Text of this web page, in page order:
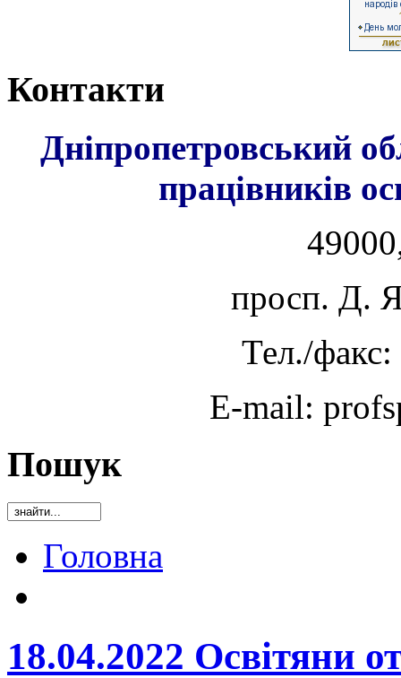
Контакти
Дніпропетровський
працівників
просп. Д.
Тел./
E-mail:
Пошук
Головна
18.04.2022 Освітяни